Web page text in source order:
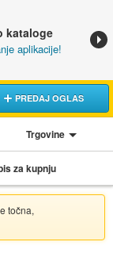
kataloge
aplikacije!
PREDAJ OGLAS
Trgovine
za kupnju
točna,